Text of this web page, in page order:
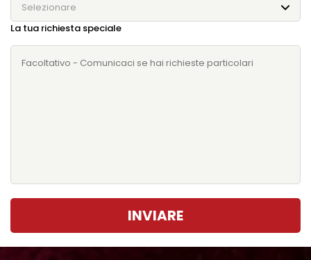
Selezionare
La tua richiesta speciale
INVIARE